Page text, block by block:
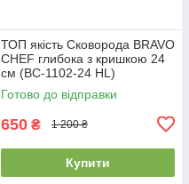
ТОП якість Сковорода BRAVO
CHEF глибока з кришкою 24
см (BC-1102-24 HL)
Готово до відправки
650 ₴ 1 200 ₴
Купити